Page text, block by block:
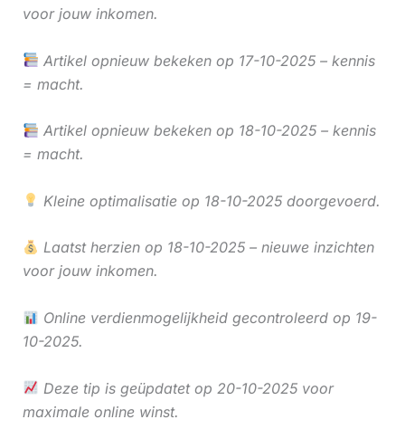
voor jouw inkomen.
Artikel opnieuw bekeken op 17-10-2025 – kennis
= macht.
Artikel opnieuw bekeken op 18-10-2025 – kennis
= macht.
Kleine optimalisatie op 18-10-2025 doorgevoerd.
Laatst herzien op 18-10-2025 – nieuwe inzichten
voor jouw inkomen.
Online verdienmogelijkheid gecontroleerd op 19-
10-2025.
Deze tip is geüpdatet op 20-10-2025 voor
maximale online winst.